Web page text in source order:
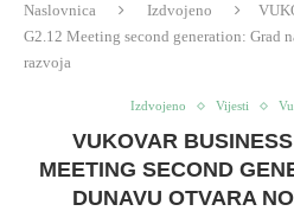
Naslovnica Izdvojeno
G2.12 Meeting second generation: Grad
razvoja
Izdvojeno Vijesti
VUKOVAR
MEETING SECOND
DUNAVU OTVARA